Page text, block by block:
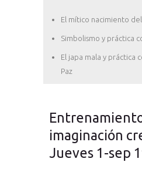
El mítico nacimiento
Simbolismo y práctica
El japa mala y práctica
Paz
imaginación
Jueves 1-sep